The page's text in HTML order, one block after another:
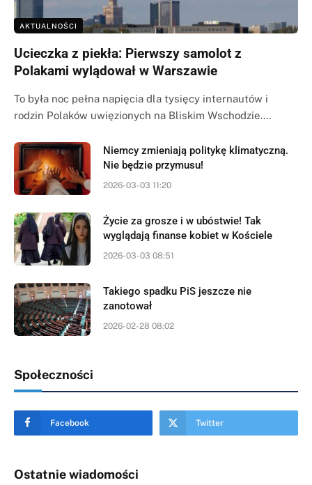
AKTUALNOŚCI
Ucieczka z piekła: Pierwszy samolot z
Polakami wylądował w Warszawie
To była noc pełna napięcia dla tysięcy internautów i
rodzin Polaków uwięzionych na Bliskim Wschodzie.…
Niemcy zmieniają politykę klimatyczną.
Nie będzie przymusu!
2026-03-03 11:20
Życie za grosze i w ubóstwie! Tak
wyglądają finanse kobiet w Kościele
2026-03-03 08:51
Takiego spadku PiS jeszcze nie
zanotował
2026-02-28 08:02
Społeczności
Facebook Twitter
Ostatnie wiadomości